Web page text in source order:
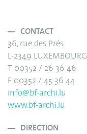
CONTACT
36, rue des Prés
L-2349 LUXEMBOURG
T 00352 / 26 36 46
F 00352 / 45 36 44
info@bf-archi.lu
www.bf-archi.lu
DIRECTION